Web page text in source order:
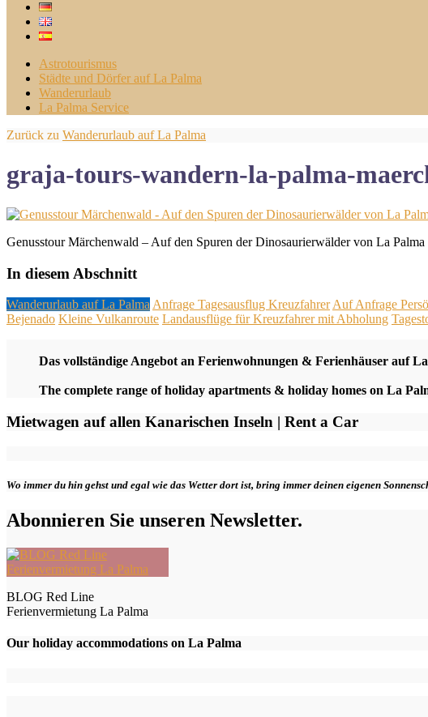
Astrotourismus
Städte und Dörfer auf La Palma
Wanderurlaub
La Palma Service
Zurück zu Wanderurlaub auf La Palma
graja-tours-wandern-la-palma-
Genusstour Märchenwald – Auf den Spuren der Dinosaurierwälder von La Palma
In diesem Abschnitt
Wanderurlaub auf La Palma Anfrage Tagesausflug Kreuzfahrer Auf Anfrage
Bejenado Kleine Vulkanroute Landausflüge für Kreuzfahrer mit Abholung
Das vollständige Angebot an Ferienwohnungen & Ferienhäuser auf
The complete range of holiday apartments & holiday homes on La
Mietwagen auf allen Kanarischen Inseln | Rent a Car
Wo immer du hin gehst und egal wie das Wetter dort ist, bring immer deinen eigenen
Abonnieren Sie unseren Newsletter.
BLOG Red Line
Ferienvermietung La Palma
Our holiday accommodations on La Palma